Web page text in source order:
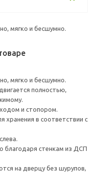
мягко и бесшумно.
мягко и бесшумно.
полностью,
и стопором.
хранения в соответствии с
благодаря стенкам из ДСП
на дверцу без шурупов,